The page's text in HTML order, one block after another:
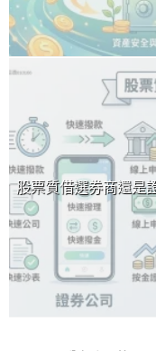
股票質借選券商還是